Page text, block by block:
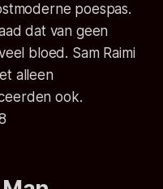
poespas.
dat van geen
bloed. Sam Raimi
alleen
ook.